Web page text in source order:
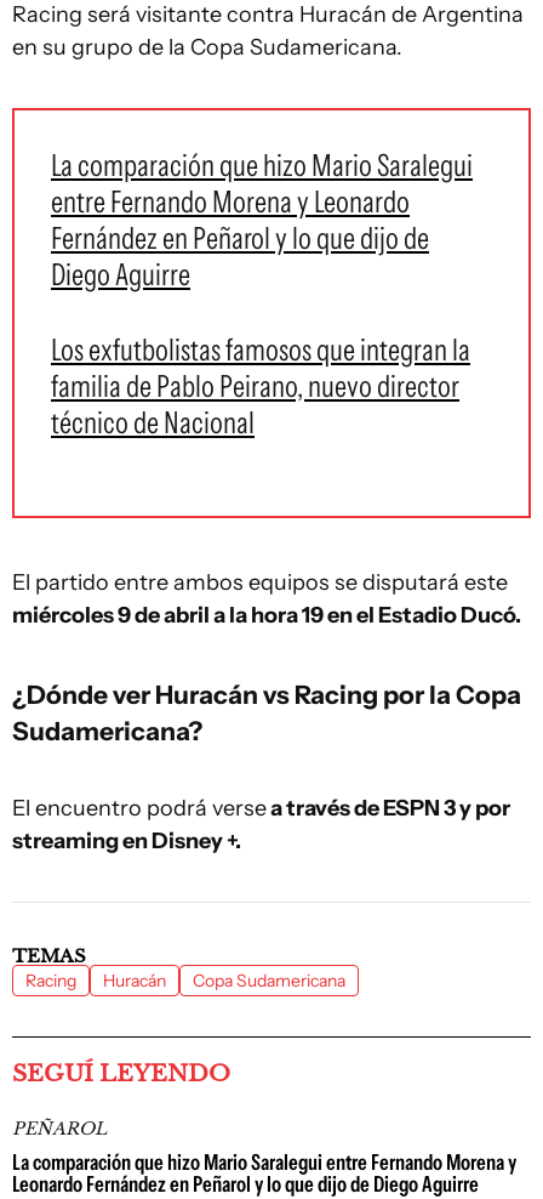
Racing será visitante contra Huracán de Argentina
en su grupo de la Copa Sudamericana.
La comparación que hizo Mario Saralegui
entre Fernando Morena y Leonardo
Fernández en Peñarol y lo que dijo de
Diego Aguirre
Los exfutbolistas famosos que integran la
familia de Pablo Peirano, nuevo director
técnico de Nacional
El partido entre ambos equipos se disputará este
miércoles 9 de abril a la hora 19 en el Estadio Ducó.
¿Dónde ver Huracán vs Racing por la Copa
Sudamericana?
El encuentro podrá versea través de ESPN 3 y por
streaming en Disney +.
TEMAS
Racing Huracán Copa Sudamericana
SEGUÍ LEYENDO
PEÑAROL
La comparación que hizo Mario Saralegui entre Fernando Morena y
Leonardo Fernández en Peñarol y lo que dijo de Diego Aguirre